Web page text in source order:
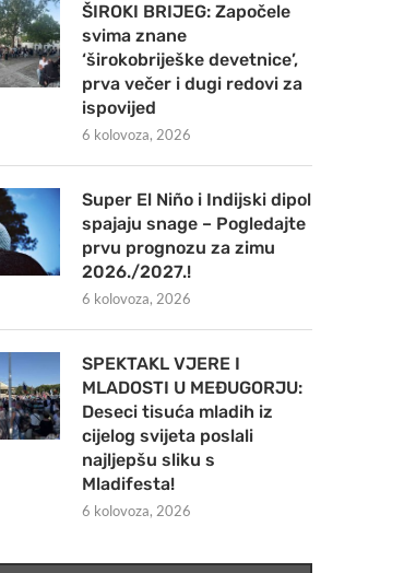
ŠIROKI BRIJEG: Započele
svima znane
‘širokobriješke devetnice’,
prva večer i dugi redovi za
ispovijed
6 kolovoza, 2026
Super El Niño i Indijski dipol
spajaju snage – Pogledajte
prvu prognozu za zimu
2026./2027.!
6 kolovoza, 2026
SPEKTAKL VJERE I
MLADOSTI U MEĐUGORJU:
Deseci tisuća mladih iz
cijelog svijeta poslali
najljepšu sliku s
Mladifesta!
6 kolovoza, 2026